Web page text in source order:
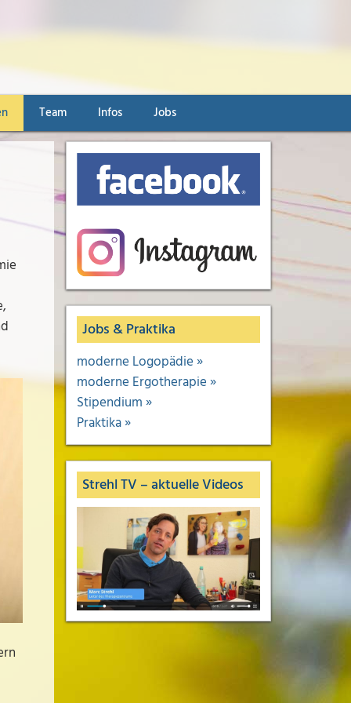
Team Infos Jobs
Jobs & Praktika
moderne Logopädie »
moderne Ergotherapie »
Stipendium »
Praktika »
Strehl TV – aktuelle Videos